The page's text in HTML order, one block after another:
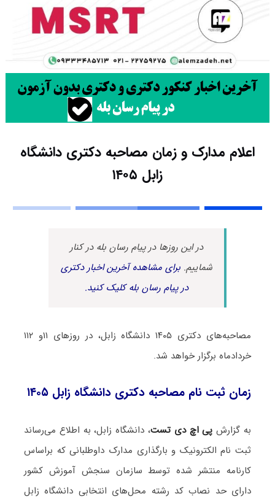
اعلام مدارک و زمان مصاحبه دکتری دانشگاه
زابل ۱۴۰۵
در این روزها در پیام رسان بله در کنار
شماییم.برای مشاهده آخرین اخبار دکتری
در پیام رسان بله کلیک کنید.
مصاحبه‌های دکتری ۱۴۰۵ دانشگاه زابل، در روزهای ۱۱و ۱۱۲
خردادماه برگزار خواهد شد.
زمان ثبت نام مصاحبه دکتری دانشگاه زابل ۱۴۰۵
به گزارش پی اچ دی تست، دانشگاه زابل، به اطلاع می‌رساند
ثبت نام الکترونیک و بارگذاری مدارک داوطلبانی که براساس
کارنامه منتشر شده توسط سازمان سنجش آموزش کشور
دارای حد نصاب کد رشته محل‌های انتخابی دانشگاه زابل